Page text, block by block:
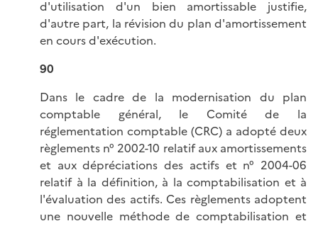
d'utilisation d'un bien amortissable justifie,
d'autre part, la révision du plan d'amortissement
en cours d'exécution.
90
Dans le cadre de la modernisation du plan
comptable général, le Comité de la
réglementation comptable (CRC) a adopté deux
règlements n° 2002-10 relatif aux amortissements
et aux dépréciations des actifs et n° 2004-06
relatif à la définition, à la comptabilisation et à
l'évaluation des actifs. Ces règlements adoptent
une nouvelle méthode de comptabilisation et